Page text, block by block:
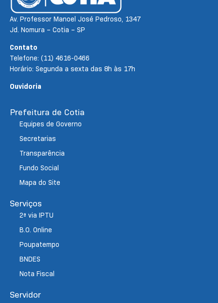
Av. Professor Manoel José Pedroso, 1347
Jd. Nomura – Cotia – SP
Contato
Telefone: (11) 4616-0466
Horário: Segunda a sexta das 8h às 17h
Ouvidoria
Prefeitura de Cotia
Equipes de Governo
Secretarias
Transparência
Fundo Social
Mapa do Site
Serviços
2ª via IPTU
B.O. Online
Poupatempo
BNDES
Nota Fiscal
Servidor